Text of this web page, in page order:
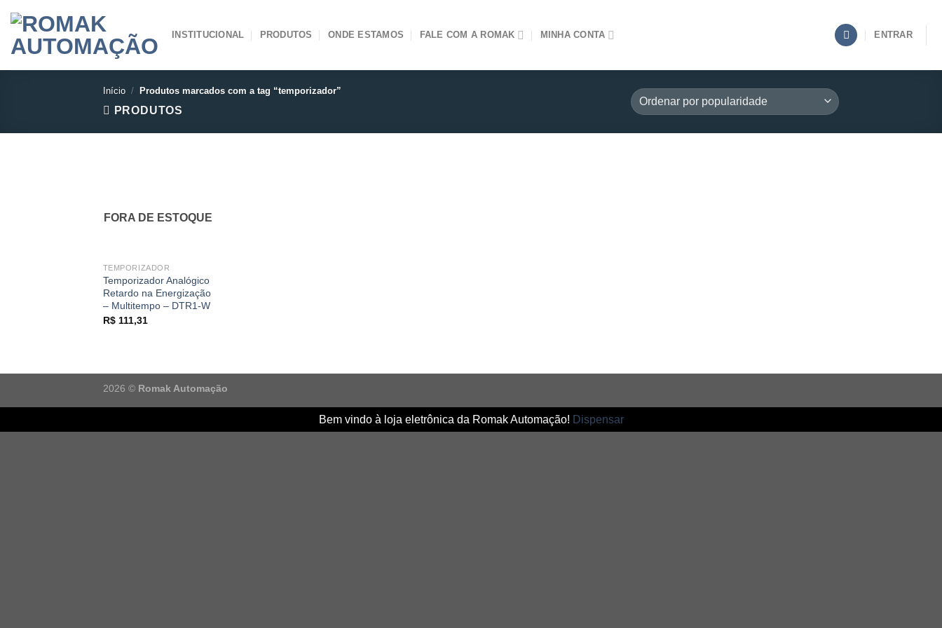
content
INSTITUCIONAL PRODUTOS ONDE ESTAMOS FALE COM A ROMAK MINHA CONTA ENTRAR
Início / Produtos marcados com a tag “temporizador”
PRODUTOS
FORA DE ESTOQUE
TEMPORIZADOR
Temporizador Analógico
Retardo na Energização
– Multitempo – DTR1-W
R$111,31
2026 © Romak Automação
Bem vindo à loja eletrônica da Romak Automação! Dispensar